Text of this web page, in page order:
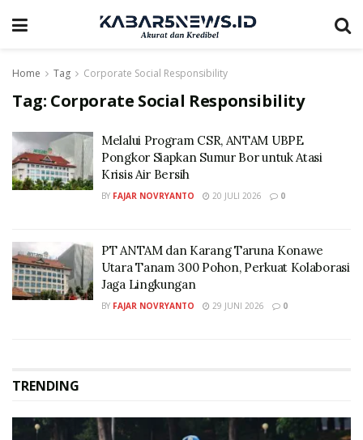
Home Tag Corporate Social Responsibility
Tag: Corporate Social Responsibility
Melalui Program CSR, ANTAM UBPE
Pongkor Siapkan Sumur Bor untuk Atasi
Krisis Air Bersih
BY FAJAR NOVRYANTO 20 JULI 2026 0
PT ANTAM dan Karang Taruna Konawe
Utara Tanam 300 Pohon, Perkuat Kolaborasi
Jaga Lingkungan
BY FAJAR NOVRYANTO 29 JUNI 2026 0
TRENDING